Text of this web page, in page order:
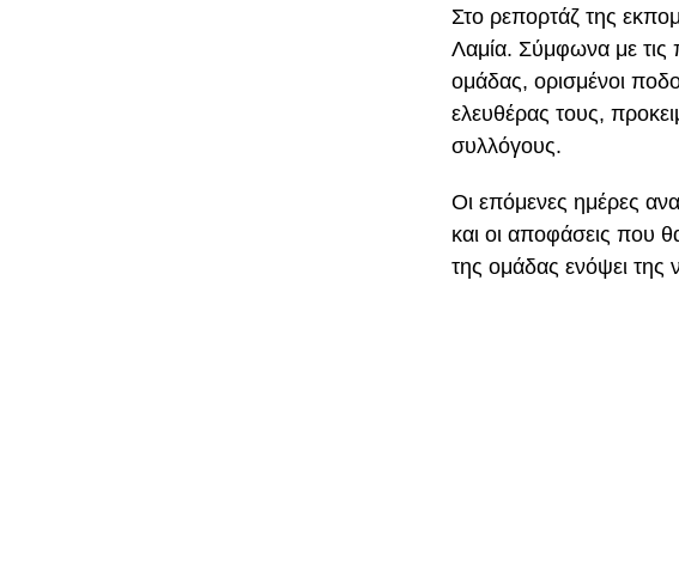
Στο ρεπορτάζ της
Λαμία. Σύμφωνα με τις
ομάδας, ορισμένοι
ελευθέρας τους,
συλλόγους.
Οι επόμενες ημέρες
και οι αποφάσεις που
της ομάδας ενόψει της